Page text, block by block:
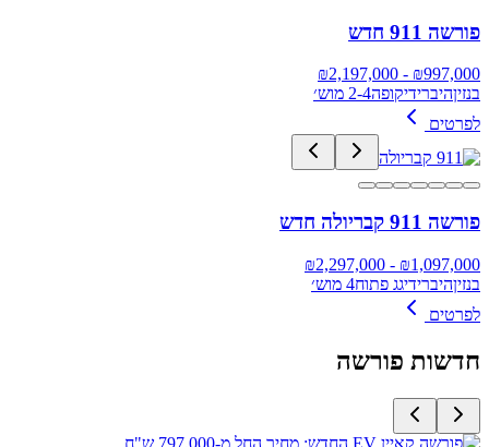
פורשה 911 חדש
₪997,000
- ₪
2,197,000
בנזיןהיברידיקופה2-4 מוש׳
לפרטים
פורשה 911 קבריולה חדש
₪1,097,000
- ₪
2,297,000
בנזיןהיברידיגג פתוח4 מוש׳
לפרטים
חדשות פורשה